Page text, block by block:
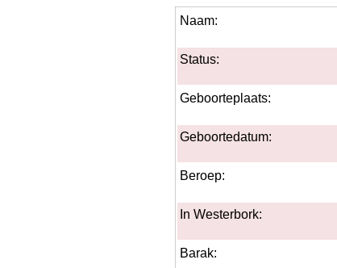
Naam:
Status:
Geboorteplaats:
Geboortedatum:
Beroep:
In Westerbork:
Barak: